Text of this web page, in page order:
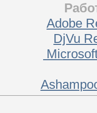
Adobe
DjVu